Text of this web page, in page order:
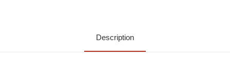
Description